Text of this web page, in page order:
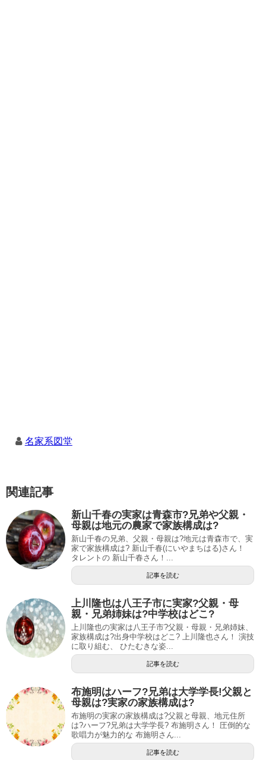
名家系図堂
関連記事
新山千春の実家は青森市?兄弟や父親・
母親は地元の農家で家族構成は?
新山千春の兄弟、父親・母親は?地元は青森市で、実
家で家族構成は? 新山千春(にいやまちはる)さん！
タレントの 新山千春さん！...
記事を読む
上川隆也は八王子市に実家?父親・母
親・兄弟姉妹は?中学校はどこ?
上川隆也の実家は八王子市?父親・母親・兄弟姉妹、
家族構成は?出身中学校はどこ? 上川隆也さん！ 演技
に取り組む、 ひたむきな姿...
記事を読む
布施明はハーフ?兄弟は大学学長!父親と
母親は?実家の家族構成は?
布施明の実家の家族構成は?父親と母親、地元住所
は?ハーフ?兄弟は大学学長? 布施明さん！ 圧倒的な
歌唱力が魅力的な 布施明さん...
記事を読む